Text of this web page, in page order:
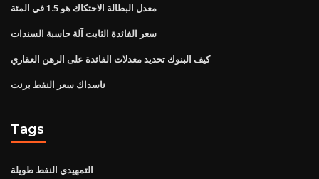
معدل البطالة الاحتكاك هو 1.5 في المئة
سعر الفائدة الثابت آلة حاسبة السندات
كيف البنوك تحديد معدلات الفائدة على الرهن العقاري
ناسداك سعر النفط برنت
Tags
التمهيدي النفط طويلة